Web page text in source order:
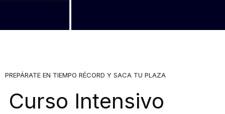
PREPÁRATE EN TIEMPO RÉCORD Y SACA TU PLAZA
Curso Intensivo